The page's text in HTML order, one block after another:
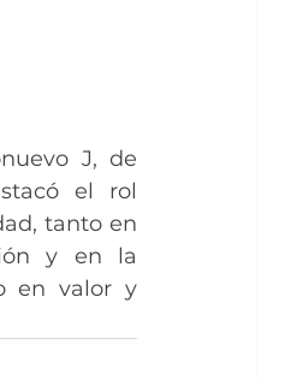
J, de
el rol
tanto en
y en la
en valor y